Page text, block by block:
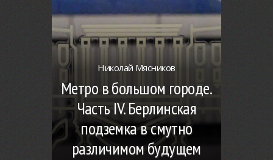
Николай Мясников
Метро в большом городе.
Часть IV. Берлинская
подземка в смутно
различимом будущем